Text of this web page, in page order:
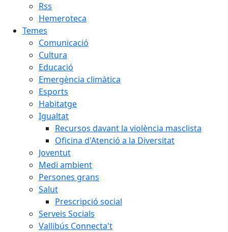
Rss
Hemeroteca
Temes
Comunicació
Cultura
Educació
Emergència climàtica
Esports
Habitatge
Igualtat
Recursos davant la violència masclista
Oficina d'Atenció a la Diversitat
Joventut
Medi ambient
Persones grans
Salut
Prescripció social
Serveis Socials
Vallibús Connecta't